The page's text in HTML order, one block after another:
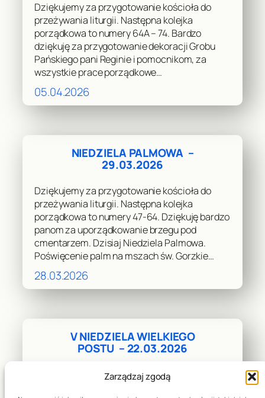
Zarządzaj zgodą
Dziękujemy za przygotowanie kościoła do
przeżywania liturgii. Następna kolejka
porządkowa to numery 64A – 74. Bardzo
dziękuję za przygotowanie dekoracji Grobu
Pańskiego pani Reginie i pomocnikom, za
wszystkie prace porządkowe…
05.04.2026
NIEDZIELA PALMOWA –
29.03.2026
Dziękujemy za przygotowanie kościoła do
przeżywania liturgii. Następna kolejka
porządkowa to numery 47-64. Dziękuję bardzo
panom za uporządkowanie brzegu pod
cmentarzem. Dzisiaj Niedziela Palmowa.
Poświęcenie palm na mszach św. Gorzkie…
28.03.2026
V NIEDZIELA WIELKIEGO
POSTU – 22.03.2026
Dziękujemy za przygotowanie kościoła do